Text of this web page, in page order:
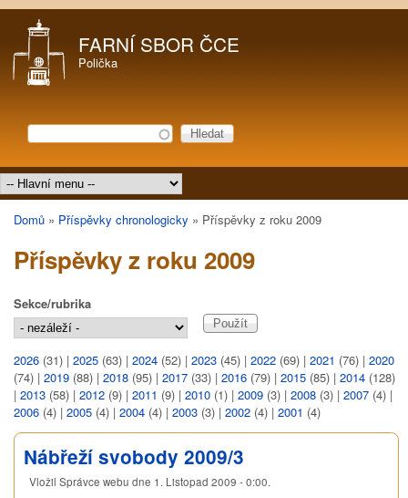
FARNÍ SBOR ČCE
Polička
Vyhledávání
Hledat
Hlavní menu
Jste zde
Domů » Příspěvky chronologicky » Příspěvky z roku 2009
Příspěvky z roku 2009
Sekce/rubrika
2026 (31) | 2025 (63) | 2024 (52) | 2023 (45) | 2022 (69) | 2021 (76) | 2020
(74) | 2019 (88) | 2018 (95) | 2017 (33) | 2016 (79) | 2015 (85) | 2014 (128)
| 2013 (58) | 2012 (9) | 2011 (9) | 2010 (1) | 2009 (3) | 2008 (3) | 2007 (4) |
2006 (4) | 2005 (4) | 2004 (4) | 2003 (3) | 2002 (4) | 2001 (4)
Nábřeží svobody 2009/3
Vložil Správce webu dne 1. Listopad 2009 - 0:00.